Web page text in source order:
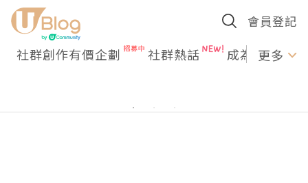
會員登記
社群創作有價企劃 社群熱話 成為U更多